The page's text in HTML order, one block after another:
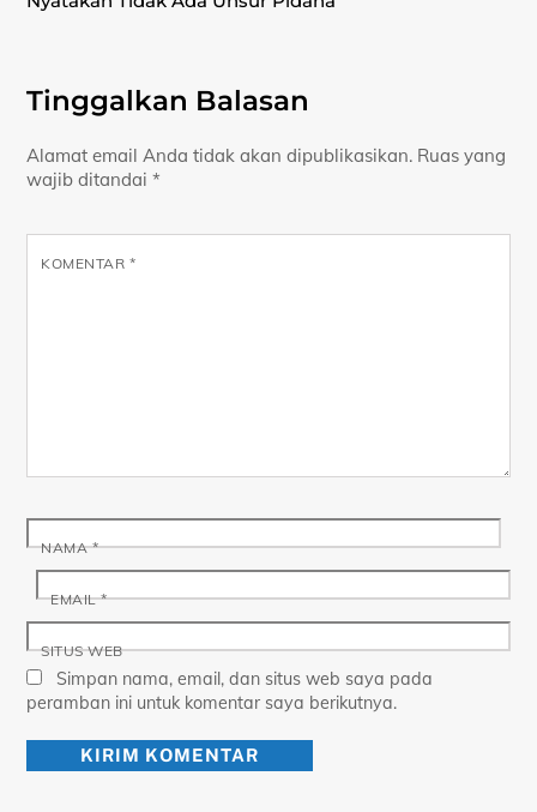
Tinggalkan Balasan
Alamat email Anda tidak akan dipublikasikan. Ruas yang
wajib ditandai*
KOMENTAR *
NAMA*
EMAIL*
SITUS WEB
Simpan nama, email, dan situs web saya pada
peramban ini untuk komentar saya berikutnya.